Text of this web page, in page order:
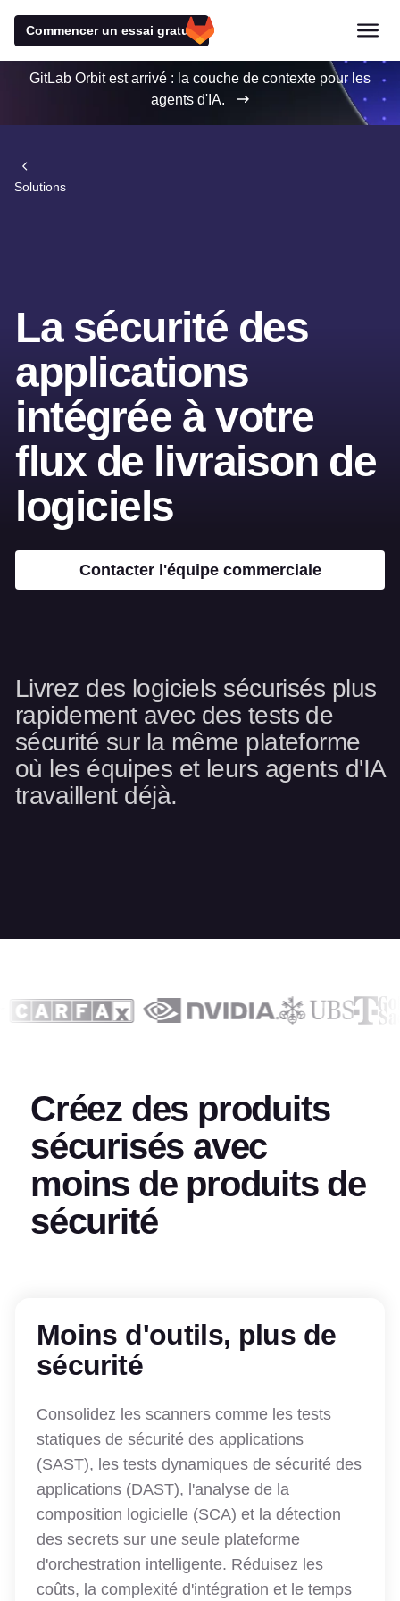
Commencer un essai gratuit
GitLab Orbit est arrivé : la couche de contexte pour les
agents d'IA.
Solutions
La sécurité des
applications
intégrée à votre
flux de livraison de
logiciels
Contacter l'équipe commerciale
Livrez des logiciels sécurisés plus
rapidement avec des tests de
sécurité sur la même plateforme
où les équipes et leurs agents d'IA
travaillent déjà.
Créez des produits
sécurisés avec
moins de produits de
sécurité
Moins d'outils, plus de
sécurité
Consolidez les scanners comme les tests
statiques de sécurité des applications
(SAST), les tests dynamiques de sécurité des
applications (DAST), l'analyse de la
composition logicielle (SCA) et la détection
des secrets sur une seule plateforme
d'orchestration intelligente. Réduisez les
coûts, la complexité d'intégration et le temps